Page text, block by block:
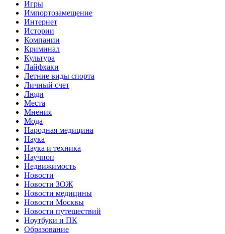
Игры
Импортозамещение
Интернет
Истории
Компании
Криминал
Культура
Лайфхаки
Летние виды спорта
Личный счет
Люди
Места
Мнения
Мода
Народная медицина
Наука
Наука и техника
Научпоп
Недвижимость
Новости
Новости ЗОЖ
Новости медицины
Новости Москвы
Новости путешествий
Ноутбуки и ПК
Образование